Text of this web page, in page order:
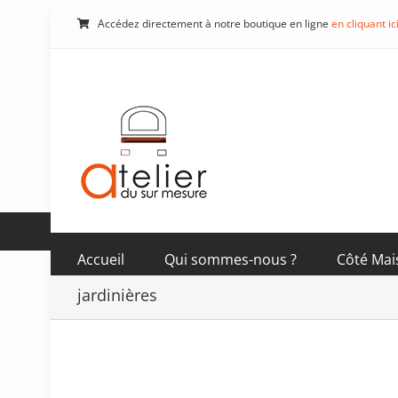
Accédez directement à notre boutique en ligne en cliquant ici
Accueil Qui sommes-nous ? Côté
jardinières